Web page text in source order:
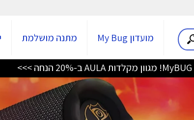
מועדון My Bug מתנה מושלמת